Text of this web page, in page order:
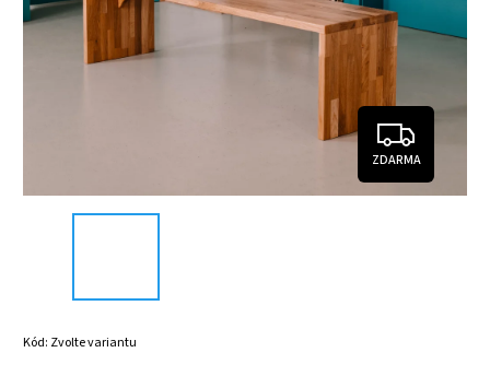
ZDARMA
Kód: Zvolte variantu